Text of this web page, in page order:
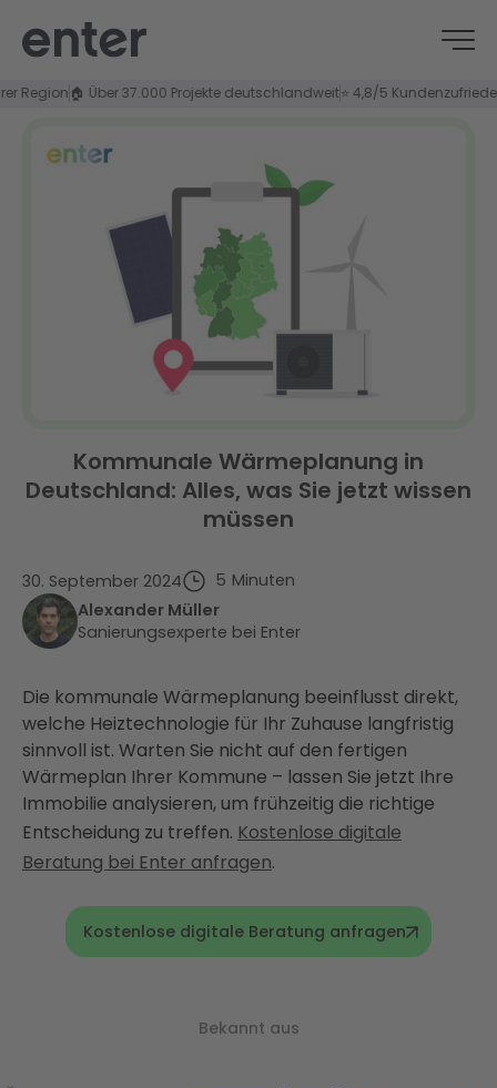
🏠 Über 37.000 Projekte deutschlandweit⭐ 4,8/5 Kundenzufriedenheit
Kommunale Wärmeplanung in
Deutschland: Alles, was Sie jetzt wissen
müssen
30. September 2024 5 Minuten
Alexander Müller
Sanierungsexperte bei Enter
Die kommunale Wärmeplanung beeinflusst direkt,
welche Heiztechnologie für Ihr Zuhause langfristig
sinnvoll ist. Warten Sie nicht auf den fertigen
Wärmeplan Ihrer Kommune – lassen Sie jetzt Ihre
Immobilie analysieren, um frühzeitig die richtige
Entscheidung zu treffen. Kostenlose digitale
Beratung bei Enter anfragen.
Kostenlose digitale Beratung anfragen
Bekannt aus